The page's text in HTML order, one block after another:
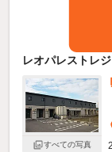
レオパレストレ
すべての写真